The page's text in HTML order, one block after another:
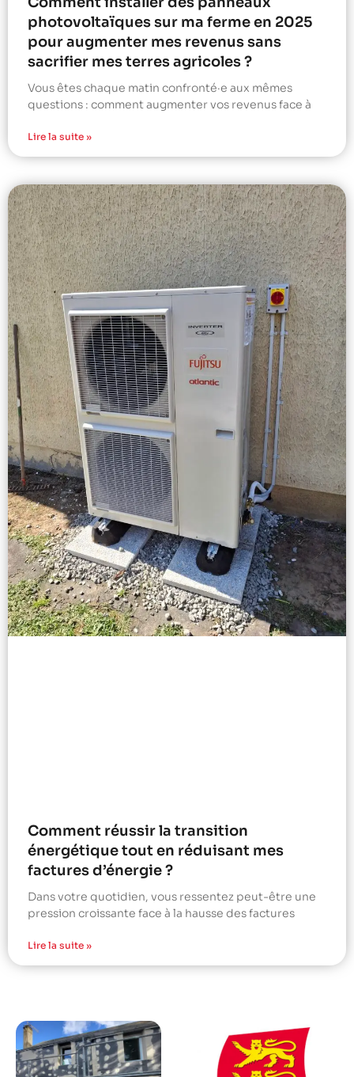
photovoltaïques sur ma ferme en 2025
pour augmenter mes revenus sans
sacrifier mes terres agricoles ?
Vous êtes chaque matin confronté·e aux mêmes
questions : comment augmenter vos revenus face à
Lire la suite »
Comment réussir la transition
énergétique tout en réduisant mes
factures d’énergie ?
Dans votre quotidien, vous ressentez peut-être une
pression croissante face à la hausse des factures
Lire la suite »